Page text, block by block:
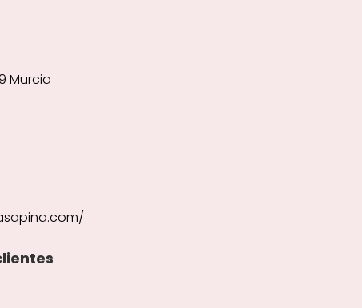
Murcia